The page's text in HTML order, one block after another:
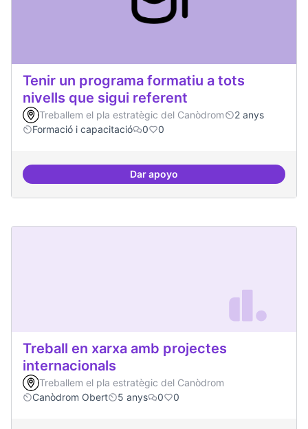
Tenir un programa formatiu a tots
nivells que sigui referent
Treballem el pla estratègic del Canòdrom
2 anys
Formació i capacitació
0 0
Dar apoyoTenir un programa formatiu a
Treball en xarxa amb projectes
internacionals
Treballem el pla estratègic del Canòdrom
Canòdrom Obert
5 anys 0 0